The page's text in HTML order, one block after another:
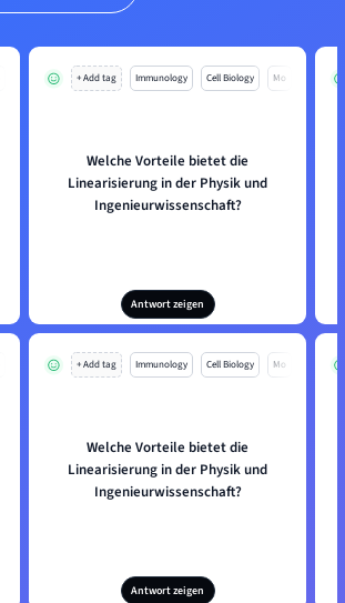
+ Add tag Immunology Cell Biology Mo
Welche Vorteile bietet die
Linearisierung in der Physik und
Ingenieurwissenschaft?
Antwort zeigen
+ Add tag Immunology Cell Biology Mo
Welche Vorteile bietet die
Linearisierung in der Physik und
Ingenieurwissenschaft?
Antwort zeigen